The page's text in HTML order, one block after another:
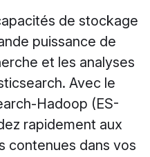
de stockage
puissance de
et les analyses
Avec le
Hadoop (ES-
rapidement aux
contenues dans vos